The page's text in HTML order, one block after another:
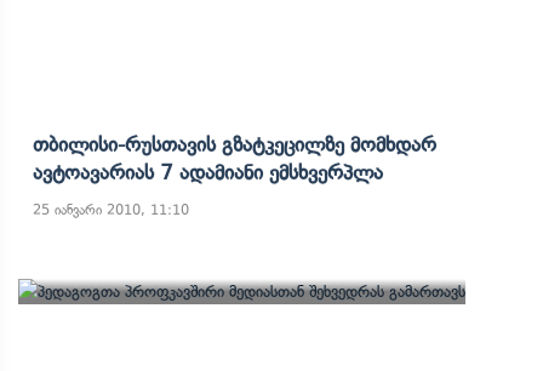
Თბილისი-Რუსთავის Გზატკეცილზე Მომხდარ
Ავტოავარიას 7 Ადამიანი Ემსხვერპლა
25 იანვარი 2010, 11:10